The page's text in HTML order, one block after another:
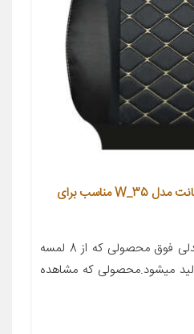
روکش صندلی خودرو سوشیانت مدل W_35 مناسب برای
معرفی محصول روکش صندلی فوق محصولی که از 8 لمسه
میشود.محصولی که مشاهده